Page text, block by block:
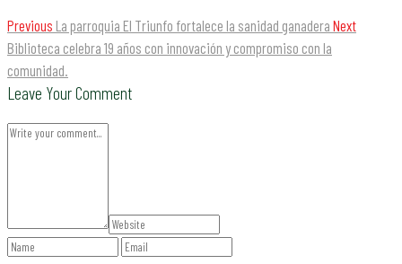
Previous La parroquia El Triunfo fortalece la sanidad ganadera Next
Biblioteca celebra 19 años con innovación y compromiso con la
comunidad.
Leave Your Comment